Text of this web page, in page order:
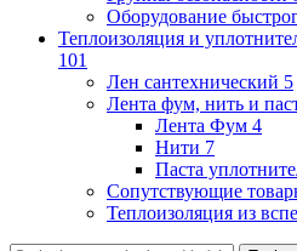
Оборудование
Теплоизоляция и
101
Лен сантехнический 5
Лента фум, нить и
Лента Фум 4
Нити 7
Паста
Сопутствующие
Теплоизоляция из